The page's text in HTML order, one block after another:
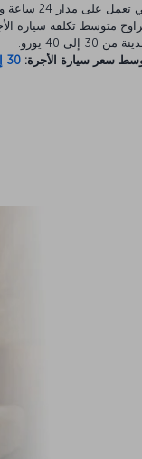
التي تعمل
متوسط تكلفة سيارة
من 30 إلى 40 يورو.
سعر سيارة الأجرة: 30 إلى 40 يورو